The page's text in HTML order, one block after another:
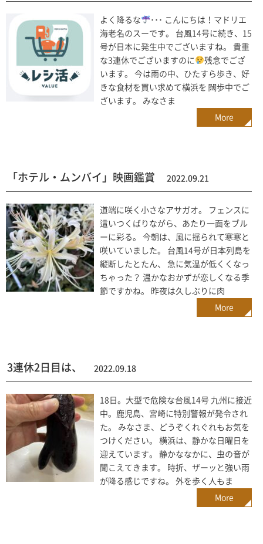
よく降るな
･･･ こんにちは！マドリエ
海老名のスーです。 台風14号に続き、15
号が日本に発生中でございますね。 貴重
な3連休でございますのに
残念でござ
います。 今は雨の中、ひたすら歩き、好
きな食材を買い求めて横浜を 闊歩中でご
ざいます。 みなさま
More
「ホテル・ムンバイ」映画鑑賞 2022.09.21
道端に咲く小さなアサガオ。 フェンスに
這いつくばりながら、あたり一面をブル
ーに彩る。 今朝は、風に揺られて寒寒と
咲いていました。 台風14号が日本列島を
縦断したとたん、 急に気温が低くくなっ
ちゃった？ 温かなおかずが恋しくなる季
節ですかね。 昨夜は久しぶりに肉
More
3連休2日目は、 2022.09.18
18日。大型で危険な台風14号 九州に接近
中。鹿児島、宮崎に特別警報が発令され
た。 みなさま、どうぞくれぐれもお気を
つけください。 横浜は、静かな日曜日を
迎えています。 静かななかに、虫の音が
聞こえてきます。 時折、ザーッと強い雨
が降る感じですね。 外を歩く人もま
More